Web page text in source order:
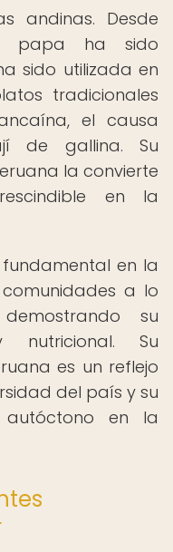
andinas. Desde
papa ha sido
sido utilizada en
tradicionales
el causa
de gallina. Su
la convierte
en la
en la
a lo
su
nutricional. Su
es un reflejo
del país y su
autóctono en la